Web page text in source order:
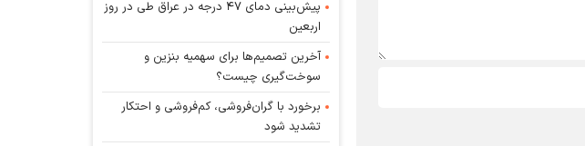
پیش‌بینی دمای ۴۷ درجه در عراق طی در روز
اربعین
آخرین تصمیم‌ها برای سهمیه بنزین و
سوخت‌گیری چیست؟
برخورد با گران‌فروشی، کم‌فروشی و احتکار
تشدید شود